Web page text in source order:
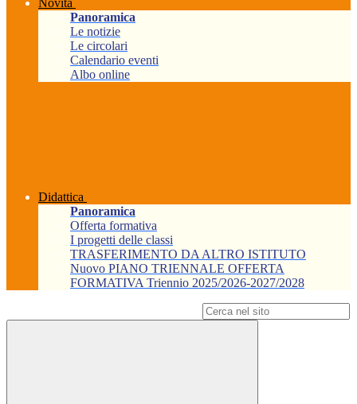
Novità
Panoramica
Le notizie
Le circolari
Calendario eventi
Albo online
Didattica
Panoramica
Offerta formativa
I progetti delle classi
TRASFERIMENTO DA ALTRO ISTITUTO
Nuovo PIANO TRIENNALE OFFERTA
FORMATIVA Triennio 2025/2026-2027/2028